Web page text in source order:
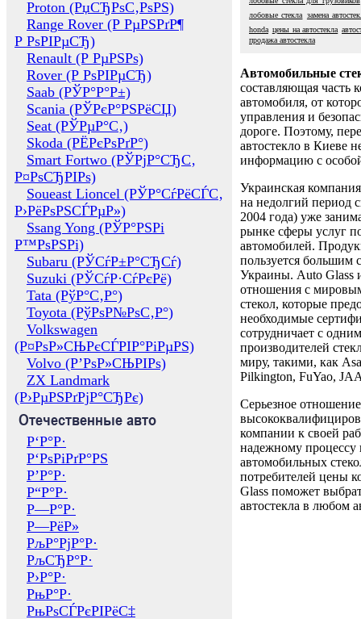
Proton (РџСЂРѕС‚РѕРЅ)
Range Rover (Р РµРЅРґР¶
Р РѕРІРµСЂ)
Renault (Р РµРЅРѕ)
Rover (Р РѕРІРµСЂ)
Saab (РЎР°Р°Р±)
Scania (РЎРєР°РЅРёСЏ)
Seat (РЎРµР°С‚)
Skoda (РЁРєРѕРґР°)
Smart Fortwo (РЎРјР°СЂС‚
Р¤РѕСЂРІРѕ)
Soueast Lioncel (РЎР°СѓРёСЃС‚
Р›РёРѕРЅСЃРµР»)
Ssang Yong (РЎР°РЅРі
Р™РѕРЅРі)
Subaru (РЎСѓР±Р°СЂСѓ)
Suzuki (РЎСѓР·СѓРєРё)
Tata (РўР°С‚Р°)
Toyota (РўРѕР№РѕС‚Р°)
Volkswagen
(Р¤РѕР»СЊРєСЃРІР°РіРµРЅ)
Volvo (Р’РѕР»СЊРІРѕ)
ZX Landmark
(Р›РµРЅРґРјР°СЂРє)
Отечественные авто
Р‘Р°Р·
Р‘РѕРіРґР°РЅ
Р’Р°Р·
Р“Р°Р·
Р—Р°Р·
Р—РёР»
РљР°РјР°Р·
РљСЂР°Р·
Р›Р°Р·
РњР°Р·
РњРѕСЃРєРІРёС‡
лобовые стекла замена
honda цены на автостекла
продажа автостекла
Автомобильные
составляющая часть
автомобиля, от
управления и
дороге. Поэтому,
автостекло в Киеве
информацию с
Украинская
на недолгий период
2004 года) уже
рынке сферы услуг
автомобилей.
пользуется большим
Украины. Auto Glass
отношения с
стекол, которые
необходимые
сотрудничает с
производителей
миру, такими, как
Pilkington, FuYao,
Серьезное отношение
компании к своей
надежному процессу
автомобильных
потребителей цены
Glass поможет
автостекла в любом